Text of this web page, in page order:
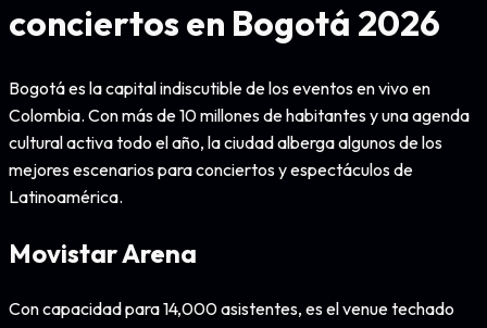
conciertos en Bogotá 2026
Bogotá es la capital indiscutible de los eventos en vivo en
Colombia. Con más de 10 millones de habitantes y una agenda
cultural activa todo el año, la ciudad alberga algunos de los
mejores escenarios para conciertos y espectáculos de
Latinoamérica.
Movistar Arena
Con capacidad para 14,000 asistentes, es el venue techado